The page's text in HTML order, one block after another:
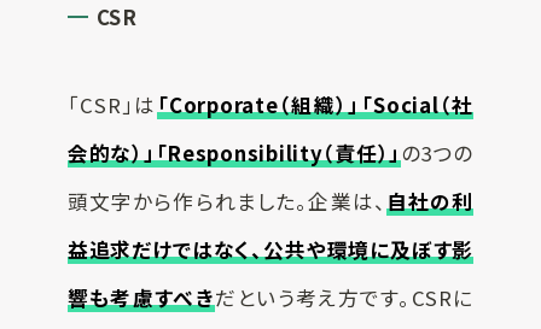
CSR
「CSR」は 「Corporate（組織）」「Social（社
会的な）」「Responsibility（責任）」 の3つの
頭文字から作られました。企業は、 自社の利
益追求だけではなく、公共や環境に及ぼす影
響も考慮すべきだという考え方です。CSRに